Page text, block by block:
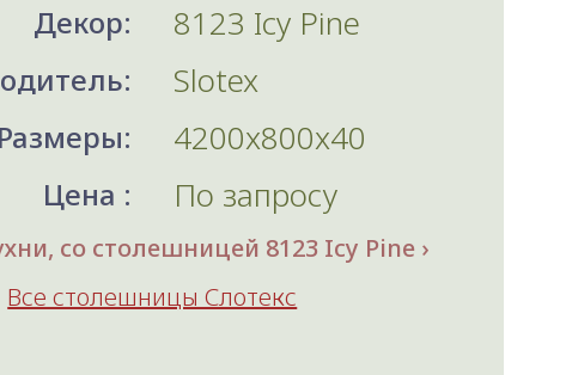
Декор:
8123 Icy Pine
Slotex
Размеры: 4200x800x40
Цена : По запросу
со столешницей 8123 Icy Pine
Все столешницы Слотекс